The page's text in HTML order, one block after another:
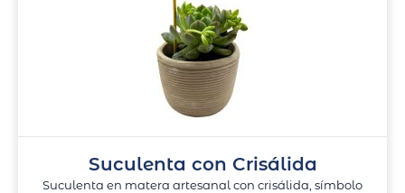
Suculenta con Crisálida
Suculenta en matera artesanal con crisálida, símbolo